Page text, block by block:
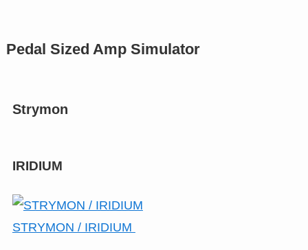
Pedal Sized Amp Simulator
Strymon
IRIDIUM
STRYMON / IRIDIUM